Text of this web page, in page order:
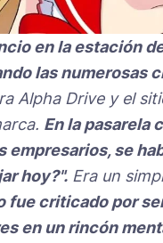
en la estación
las numerosas
Alpha Drive y el
En la pasarela
empresarios, se
hoy?". Era un
fue criticado por
en un rincón